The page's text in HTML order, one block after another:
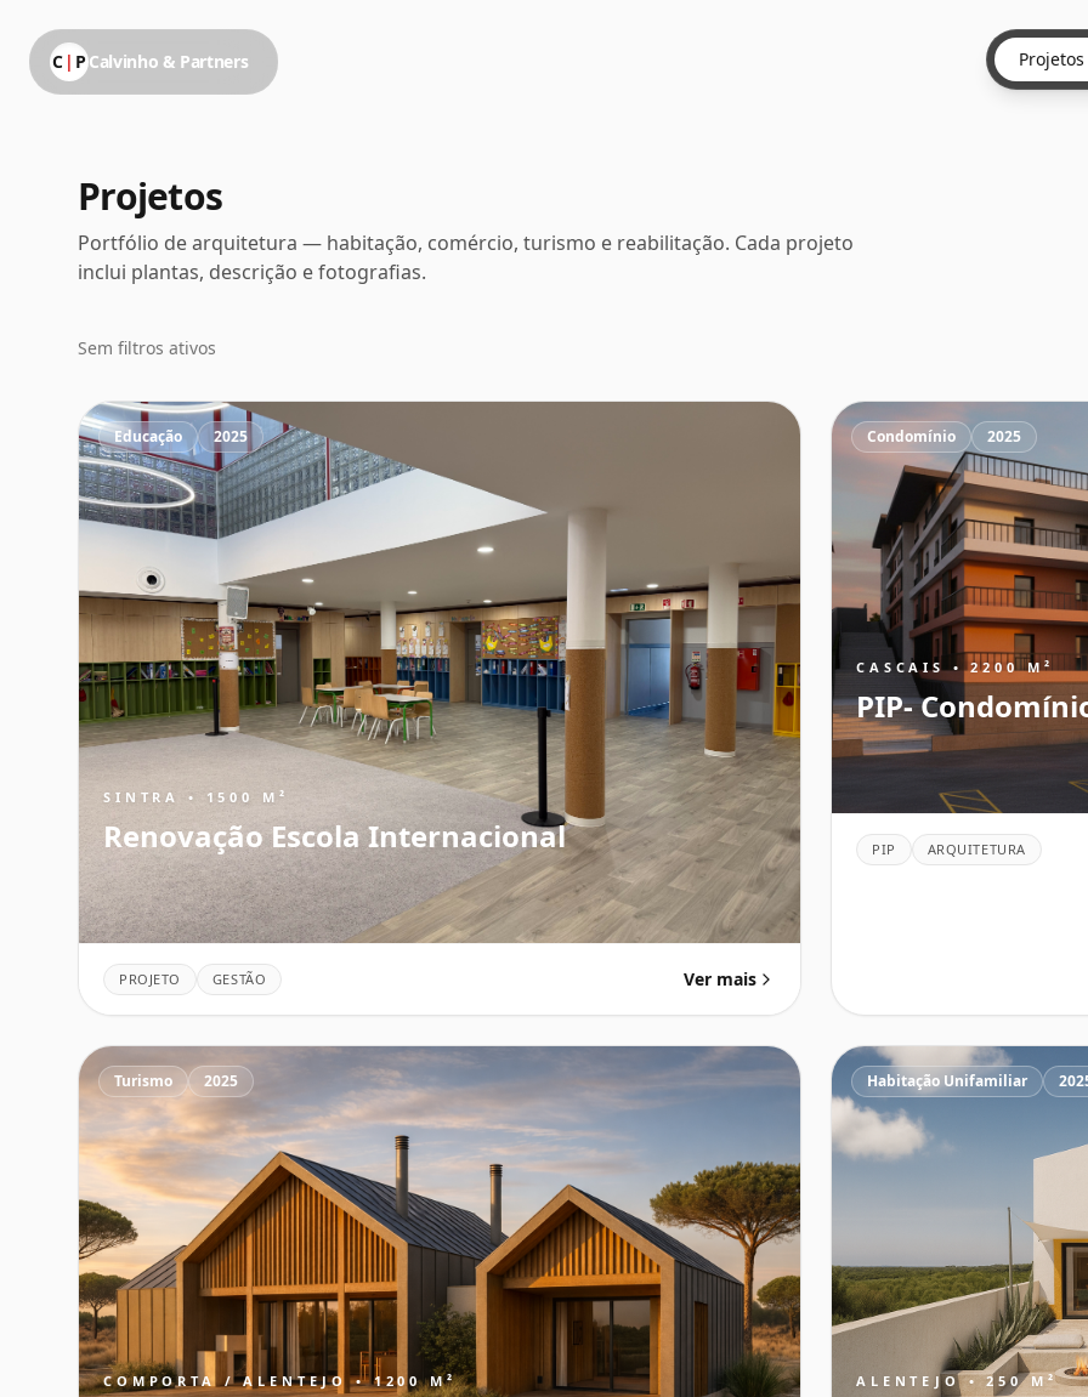
C | P Calvinho & Partners Projetos
Projetos
Portfólio de arquitetura — habitação, comércio, turismo e reabilitação. Cada projeto
inclui plantas, descrição e fotografias.
Sem filtros ativos
Educação 2025
SINTRA • 1500 M²
Renovação Escola Internacional
PROJETO GESTÃO Ver mais
Condomínio 2025
CASCAIS • 2200 M²
PIP-
PIP ARQUITETURA
Turismo 2025
COMPORTA / ALENTEJO • 1200 M²
Habitação Unifamiliar
ALENTEJO • 250 M²